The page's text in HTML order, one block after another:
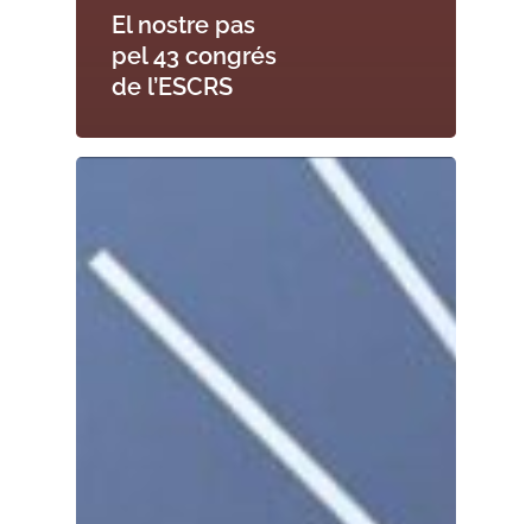
El nostre pas
pel 43 congrés
de l’ESCRS